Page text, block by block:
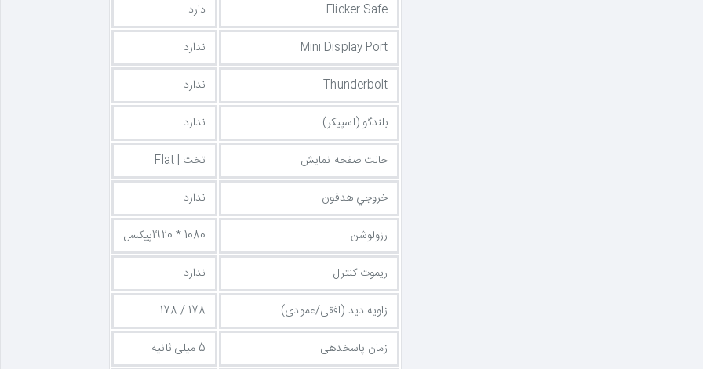
Flicker Safe
دارد
Mini Display Port
ندارد
Thunderbolt
ندارد
بلندگو (اسپیکر)
ندارد
حالت صفحه نمایش
تخت | Flat
خروجي هدفون
ندارد
رزولوشن
1080 * 1920پیکسل
ریموت کنترل
ندارد
زاویه دید (افقی/عمودی)
178 / 178
زمان پاسخدهی
5 میلی ثانیه